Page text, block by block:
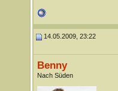
14.05.2009, 23:22
Benny
Nach Süden